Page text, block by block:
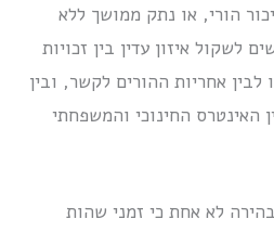
הורי, או נתק ממושך ללא
לשקול איזון עדין בין זכויות
לבין אחריות ההורים לקשר, ובין
האינטרס החינוכי והמשפחתי
לא אחת כי זמני שהות